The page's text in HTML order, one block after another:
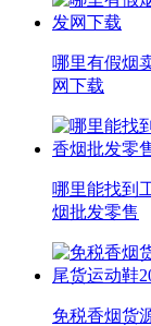
哪里有假烟
网下载
哪里能找到
烟批发零售
免税香烟货